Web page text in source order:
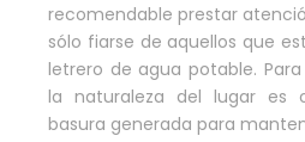
recomendable prestar
sólo fiarse de aquellos que
letrero de agua potable.
la naturaleza del lugar es
basura generada para